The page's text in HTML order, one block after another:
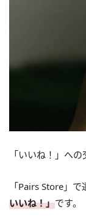
「いいね！」へ
「Pairs Store」
いいね！」です。